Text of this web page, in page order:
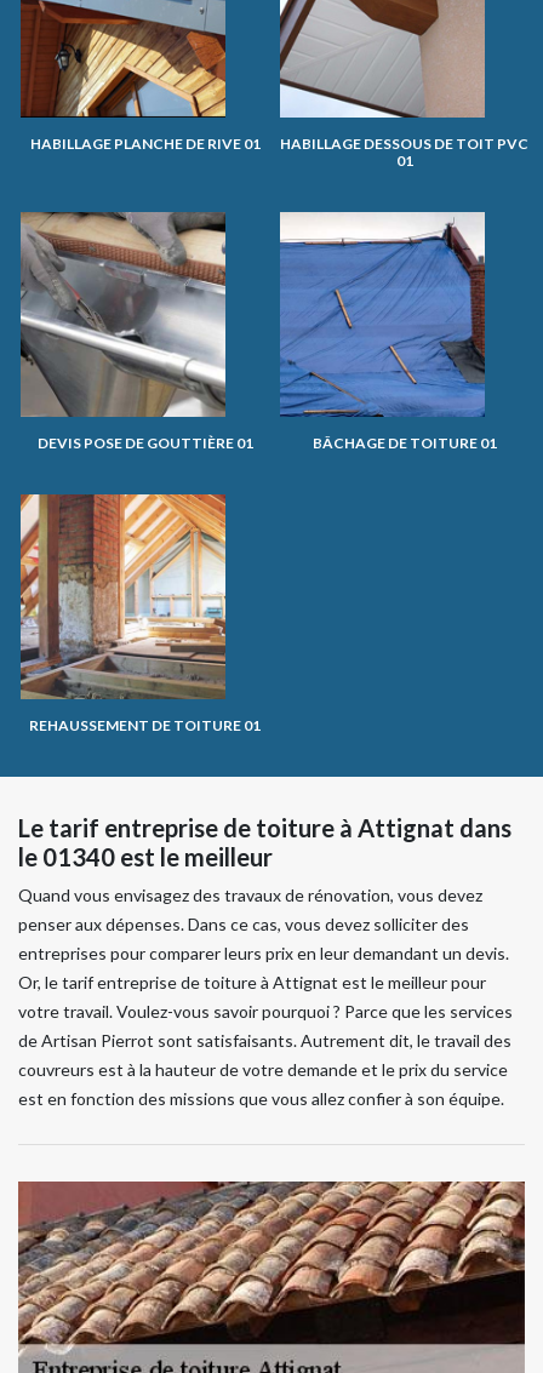
HABILLAGE PLANCHE DE RIVE 01
HABILLAGE DESSOUS DE TOIT PVC
01
DEVIS POSE DE GOUTTIÈRE 01 BÂCHAGE DE TOITURE 01
REHAUSSEMENT DE TOITURE 01
Le tarif entreprise de toiture à Attignat dans
le 01340 est le meilleur
Quand vous envisagez des travaux de rénovation, vous devez
penser aux dépenses. Dans ce cas, vous devez solliciter des
entreprises pour comparer leurs prix en leur demandant un devis.
Or, le tarif entreprise de toiture à Attignat est le meilleur pour
votre travail. Voulez-vous savoir pourquoi ? Parce que les services
de Artisan Pierrot sont satisfaisants. Autrement dit, le travail des
couvreurs est à la hauteur de votre demande et le prix du service
est en fonction des missions que vous allez confier à son équipe.